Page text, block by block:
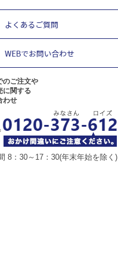
のご注文や
に関する
わせ
8：30～17：30(年末年始を除く)